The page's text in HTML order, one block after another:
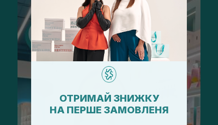
ОТРИМАЙ ЗНИЖКУ
НА ПЕРШЕ ЗАМОВЛЕНЯ